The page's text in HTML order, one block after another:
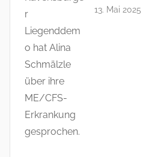
13. Mai 2025